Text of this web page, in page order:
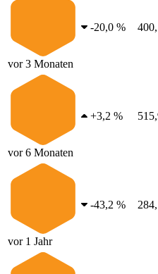
vor 3 Monaten
-20,0 %
vor 6 Monaten
+3,2 %
vor 1 Jahr
-43,2 %